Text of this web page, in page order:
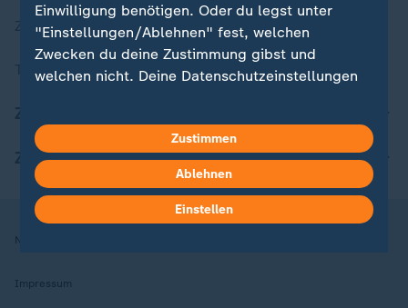
ZDFheute Stories
Themen im Überblick
ZDFheute Apps
Nutzungsbedingungen
Impressum
Einwilligung benötigen. Oder du legst unter
"Einstellungen/Ablehnen" fest, welchen
Zwecken du deine Zustimmung gibst und
welchen nicht. Deine Datenschutzeinstellungen
Hier findest du das Impressum.
Weitere Informationen findest du in unserer
Datenschutzerklärung.
Zustimmen
Ablehnen
Einstellen